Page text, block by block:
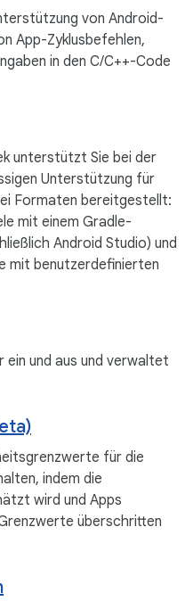
von Android-
App-Zyklusbefehlen,
in den C/C++-Code
unterstützt Sie bei der
Unterstützung für
Formaten bereitgestellt:
mit einem Gradle-
Android Studio) und
mit benutzerdefinierten
und aus und verwaltet
für die
indem die
wird und Apps
überschritten